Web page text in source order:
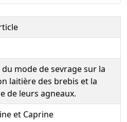
mode de sevrage sur la
laitière des brebis et la
de leurs agneaux.
et Caprine